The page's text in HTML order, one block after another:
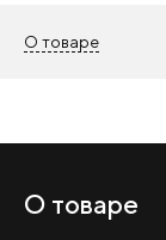
О товаре
О товаре